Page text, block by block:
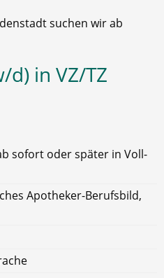
suchen wir ab
in VZ/TZ
sofort oder später in Voll-
Apotheker-Berufsbild,